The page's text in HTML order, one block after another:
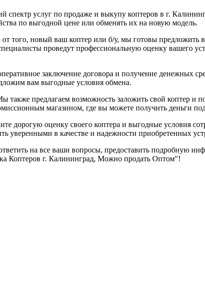
услуг по продаже и выкупу коптеров в г.
по выгодной цене или обменять их на новую модель.
того, новый ваш коптер или б/у, мы готовы предложить
проведут профессиональную оценку вашего
заключение договора и получение денежных
вам выгодные условия обмена.
предлагаем возможность заложить свой коптер и
магазином, где вы можете получить деньги под
дорогую оценку своего коптера и выгодные условия
уверенными в качестве и надежности приобретенных
на все ваши вопросы, предоставить подробную
Коптеров г. Калининград, Можно продать Оптом"!